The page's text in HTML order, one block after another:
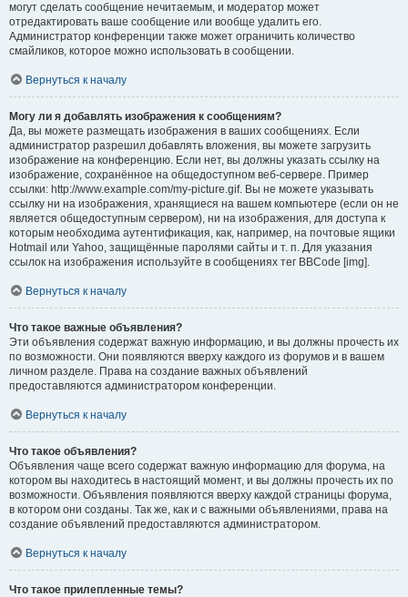
могут сделать сообщение нечитаемым, и модератор может
отредактировать ваше сообщение или вообще удалить его.
Администратор конференции также может ограничить количество
смайликов, которое можно использовать в сообщении.
Вернуться к началу
Могу ли я добавлять изображения к сообщениям?
Да, вы можете размещать изображения в ваших сообщениях. Если
администратор разрешил добавлять вложения, вы можете загрузить
изображение на конференцию. Если нет, вы должны указать ссылку на
изображение, сохранённое на общедоступном веб-сервере. Пример
ссылки: http://www.example.com/my-picture.gif. Вы не можете указывать
ссылку ни на изображения, хранящиеся на вашем компьютере (если он не
является общедоступным сервером), ни на изображения, для доступа к
которым необходима аутентификация, как, например, на почтовые ящики
Hotmail или Yahoo, защищённые паролями сайты и т. п. Для указания
ссылок на изображения используйте в сообщениях тег BBCode [img].
Вернуться к началу
Что такое важные объявления?
Эти объявления содержат важную информацию, и вы должны прочесть их
по возможности. Они появляются вверху каждого из форумов и в вашем
личном разделе. Права на создание важных объявлений
предоставляются администратором конференции.
Вернуться к началу
Что такое объявления?
Объявления чаще всего содержат важную информацию для форума, на
котором вы находитесь в настоящий момент, и вы должны прочесть их по
возможности. Объявления появляются вверху каждой страницы форума,
в котором они созданы. Так же, как и с важными объявлениями, права на
создание объявлений предоставляются администратором.
Вернуться к началу
Что такое прилепленные темы?